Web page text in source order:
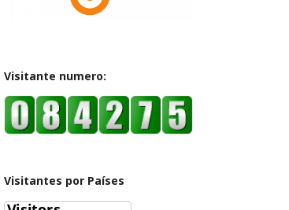
Visitante numero:
Visitantes por Países